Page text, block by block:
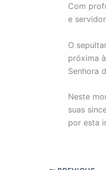
Com
e
O
próxima
Senhora
Neste
suas
por esta